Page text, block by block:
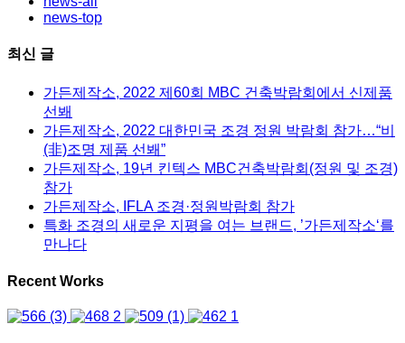
news-top
최신 글
가든제작소, 2022 제60회 MBC 건축박람회에서 신제품
선봬
가든제작소, 2022 대한민국 조경 정원 박람회 참가…“비
(非)조명 제품 선봬”
가든제작소, 19년 킨텍스 MBC건축박람회(정원 및 조경)
참가
가든제작소, IFLA 조경·정원박람회 참가
특화 조경의 새로운 지평을 여는 브랜드, ’가든제작소‘를
만나다
Recent Works